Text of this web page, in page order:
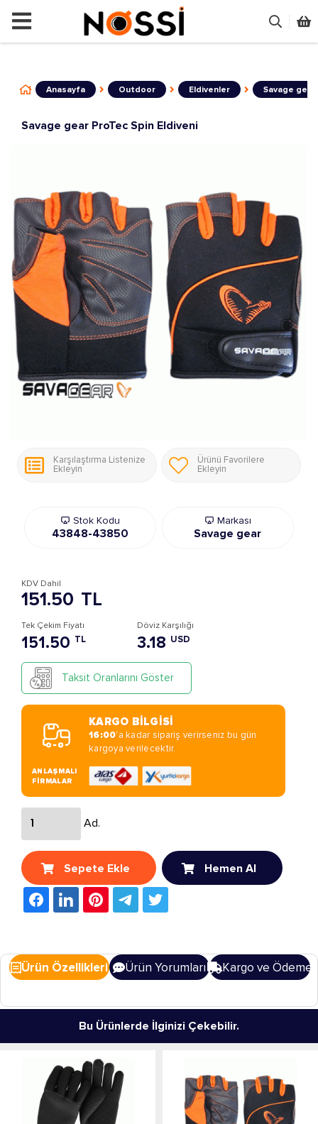
ÜRÜNLERİN TAMAMI DEMODUR SATIŞA
Anasayfa Outdoor Eldivenler Savage gear
Savage gear ProTec Spin Eldiveni
Karşılaştırma Listenize
Ekleyin
Ürünü Favorilere
Ekleyin
Stok Kodu
43848-43850
Markası
Savage gear
151.50 TL
KDV Dahil
Tek Çekim Fiyatı
151.50 TL
Döviz Karşılığı
3.18 USD
Taksit Oranlarını Göster
KARGO BİLGİSİ
16:00'a kadar sipariş verirseniz bu gün
kargoya verilecektir.
ANLAŞMALI
FİRMALAR
Ad.
Sepete Ekle Hemen Al
Ürün Özellikleri Ürün Yorumları Kargo ve Ödeme
Bu Ürünlerde İlginizi Çekebilir.